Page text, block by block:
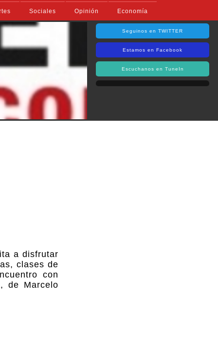
Sociales Opinión Economía
Seguinos en TWITTER
Estamos en Facebook
Escuchanos en TuneIn
a disfrutar
clases de
con
de Marcelo